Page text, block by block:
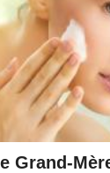
Grand-